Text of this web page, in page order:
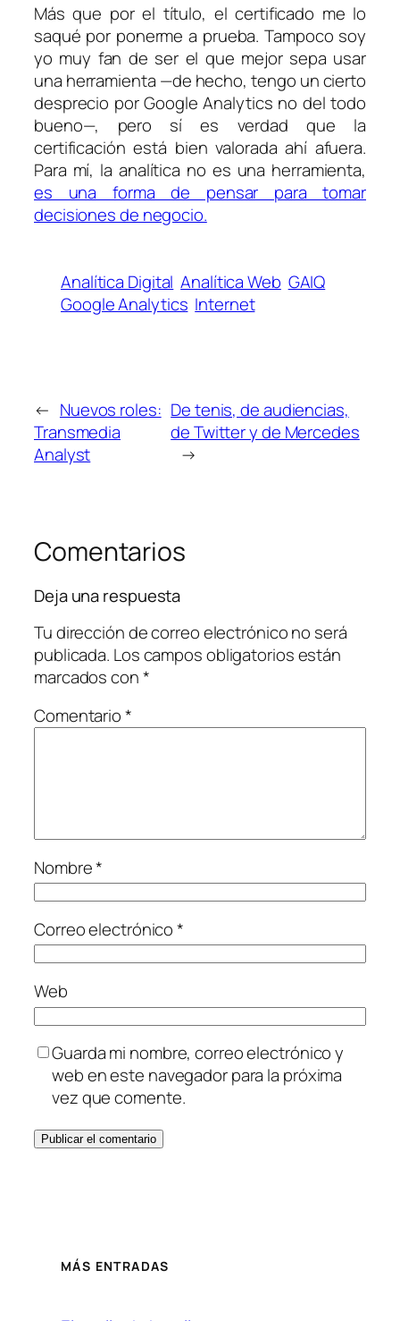
Más que por el título, el certificado me lo
saqué por ponerme a prueba. Tampoco soy
yo muy fan de ser el que mejor sepa usar
una herramienta —de hecho, tengo un cierto
desprecio por Google Analytics no del todo
bueno—, pero sí es verdad que la
certificación está bien valorada ahí afuera.
Para mí, la analítica no es una herramienta,
es una forma de pensar para tomar
decisiones de negocio.
Analítica Digital Analítica Web GAIQ
Google Analytics Internet
← Nuevos roles:
Transmedia
Analyst
De tenis, de audiencias,
de Twitter y de Mercedes
→
Comentarios
Deja una respuesta
Tu dirección de correo electrónico no será
publicada. Los campos obligatorios están
marcados con*
Comentario*
Nombre*
Correo electrónico*
Web
Guarda mi nombre, correo electrónico y
web en este navegador para la próxima
vez que comente.
MÁS ENTRADAS